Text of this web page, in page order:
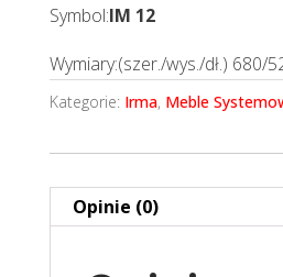
Symbol:IM 12
Wymiary:(szer./wys./dł.) 680/
Kategorie: Irma, Meble
Opinie (0)